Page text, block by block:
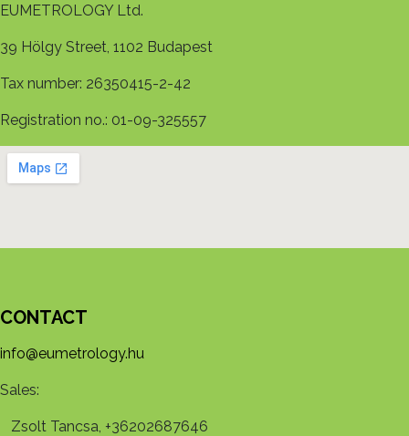
EUMETROLOGY Ltd.
39 Hölgy Street, 1102 Budapest
Tax number: 26350415-2-42
Registration no.: 01-09-325557
CONTACT
info@eumetrology.hu
Sales:
Zsolt Tancsa, +36202687646